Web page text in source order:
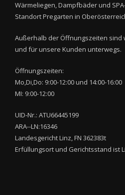
Wärmeliegen, Dampfbäder und
Standort Pregarten in
Außerhalb der Öffnungszeiten sind
und für unsere Kunden unterwegs.
Öffnungszeiten:
Mo,Di,Do: 9:00-12:00 und 14:00-16:00
MI: 9:00-12:00
UID-Nr.: ATU66445199
ARA--LN:16346
Landesgericht Linz, FN 362383t
Erfüllungsort und Gerichtsstand ist